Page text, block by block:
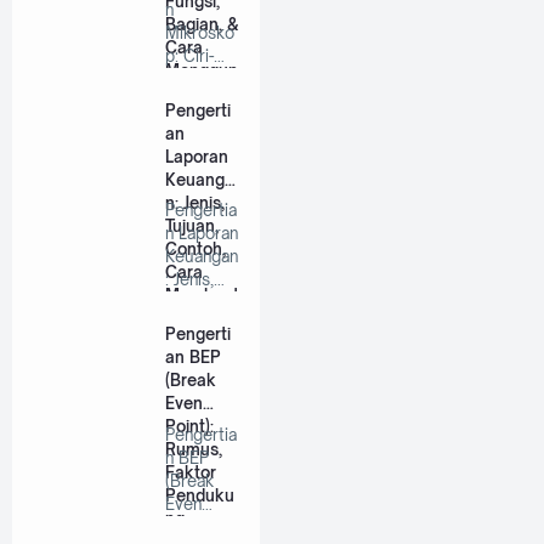
Bagian, &
Cara
Menggun
n
Mikrosko
p: Ciri-
Fungsi,
Bagian,…
Pengerti
an
Laporan
Keuanga
n: Jenis,
Tujuan,
Contoh,
Cara
Membuat
Pengertia
n Laporan
Keuangan
: Jenis,
Conto…
Pengerti
an BEP
(Break
Even
Point):
Rumus,
Faktor
Penduku
ng,
Pengertia
n BEP
(Break
Even